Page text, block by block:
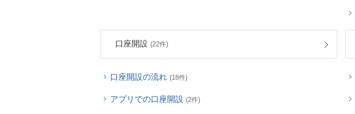
口座開設 (22件)
口座開設の流れ (18件)
アプリでの口座開設 (2件)